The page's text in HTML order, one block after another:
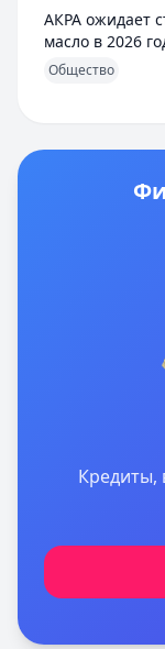
АКРА ожидает
масло в 2026
Общество
Кредиты,